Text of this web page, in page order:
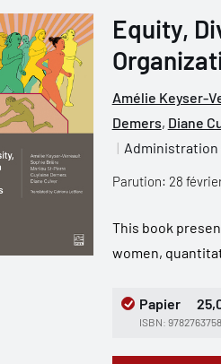
Equity,
Amélie Keyser-
Demers, Diane
Administration
Parution: 28
This book
women,
Papier
ISBN: